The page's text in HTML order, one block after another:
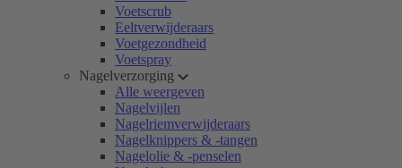
Voetscrub
Eeltverwijderaars
Voetgezondheid
Voetspray
Nagelverzorging
Alle weergeven
Nagelvijlen
Nagelriemverwijderaars
Nagelknippers & -tangen
Nagelolie & -penselen